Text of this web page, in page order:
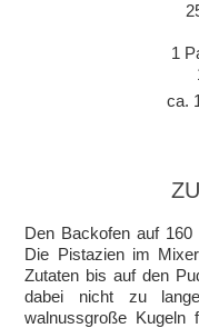
1
ca.
Den Backofen auf 160
Die Pistazien im
Zutaten bis auf den
dabei nicht zu
walnussgroße